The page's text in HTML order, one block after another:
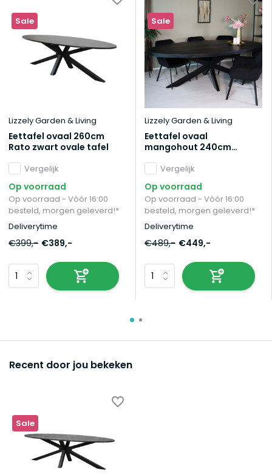
Sale
Lizzely Garden & Living
Eettafel ovaal 260cm
Rato zwart ovale tafel
Vergelijk
Op voorraad
Op voorraad - Vóór 16:00
besteld, morgen geleverd!*
Deliverytime
€399,- €389,-
Sale
Lizzely Garden & Living
Eettafel ovaal
mangohout 240cm
industriële tafel
eetkamertafel
Vergelijk
Op voorraad
Op voorraad - Vóór 16:00
besteld, morgen geleverd!*
Deliverytime
€489,- €449,-
Recent door jou bekeken
Sale